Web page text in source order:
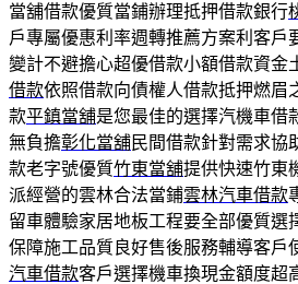
當舖借款優質當鋪辦理抵押借款銀行
戶專屬優惠利率週轉推薦方案利客戶
變計不避擔心超優借款小額借款資金
借款依照借款向債權人借款抵押燃眉
款平鎮當舖是您最佳的選擇汽機車借
無負擔彰化當舖民間借款針對需求協
款老字號優質竹東當舖提供快速竹東
派經營的雲林合法當鋪雲林汽車借款
留車體驗家居地板工程要全部優質選
保障施工品質良好售後服務輔導客戶
汽車借款客戶選擇機車換現金額度超